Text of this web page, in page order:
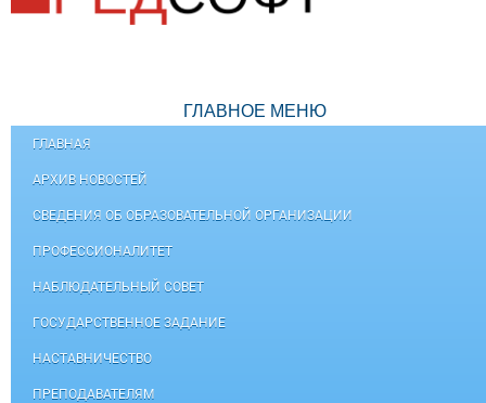
ГЛАВНОЕ МЕНЮ
ГЛАВНАЯ
АРХИВ НОВОСТЕЙ
СВЕДЕНИЯ ОБ ОБРАЗОВАТЕЛЬНОЙ ОРГАНИЗАЦИИ
ПРОФЕССИОНАЛИТЕТ
НАБЛЮДАТЕЛЬНЫЙ СОВЕТ
ГОСУДАРСТВЕННОЕ ЗАДАНИЕ
НАСТАВНИЧЕСТВО
ПРЕПОДАВАТЕЛЯМ